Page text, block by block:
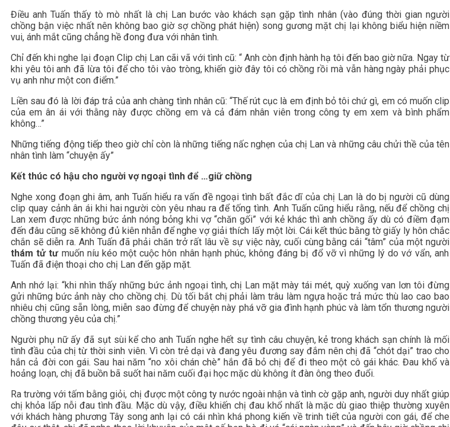
Điều anh Tuấn thấy tò mò nhất là chị Lan bước vào khách sạn gặp tình nhân (vào đúng thời gian người
chồng bận việc nhất nên không bao giờ sợ chồng phát hiện) song gương mặt chị lại không biểu hiện niềm
vui, ánh mắt cũng chẳng hề đong đưa với nhân tình.
Chỉ đến khi nghe lại đoạn Clip chị Lan cãi vã với tình cũ: “ Anh còn định hành hạ tôi đến bao giờ nữa. Ngay từ
khi yêu tôi anh đã lừa tôi để cho tôi vào tròng, khiến giờ đây tôi có chồng rồi mà vẫn hàng ngày phải phục
vụ anh như một con điểm.”
Liền sau đó là lời đáp trả của anh chàng tình nhân cũ: “Thế rút cục là em định bỏ tôi chứ gì, em có muốn clip
của em ân ái với thằng này được chồng em và cả đám nhân viên trong công ty em xem và bình phẩm
không…”
Những tiếng động tiếp theo giờ chỉ còn là những tiếng nấc nghẹn của chị Lan và những câu chửi thề của tên
nhân tình làm “chuyện ấy”
Kết thúc có hậu cho người vợ ngoại tình để …giữ chồng
Nghe xong đoạn ghi âm, anh Tuấn hiểu ra vấn đề ngoại tình bất đắc dĩ của chị Lan là do bị người cũ dùng
clip quay cảnh ân ái khi hai người còn yêu nhau ra để tống tình. Anh Tuấn cũng hiểu rằng, nếu để chồng chị
Lan xem được những bức ảnh nóng bỏng khi vợ “chăn gối” với kẻ khác thì anh chồng ấy dù có điềm đạm
đến đâu cũng sẽ không đủ kiên nhẫn để nghe vợ giải thích lấy một lời. Cái kết thúc bằng tờ giấy ly hôn chắc
chắn sẽ diễn ra. Anh Tuấn đã phải chăn trở rất lâu về sự việc này, cuối cùng bằng cái “tâm” của một người
thám tử tưmuốn níu kéo một cuộc hôn nhân hạnh phúc, không đáng bị đổ vỡ vì những lý do vớ vẩn, anh
Tuấn đã điện thoại cho chị Lan đến gặp mặt.
Anh nhớ lại: “khi nhìn thấy những bức ảnh ngoại tình, chị Lan mặt mày tái mét, quỳ xuống van lơn tôi đừng
gửi những bức ảnh này cho chồng chị. Dù tối bắt chị phải làm trâu làm ngựa hoặc trả mức thù lao cao bao
nhiêu chị cũng sẵn lòng, miễn sao đừng để chuyện này phá vỡ gia đình hạnh phúc và làm tổn thương người
chồng thương yêu của chị.”
Người phụ nữ ấy đã sụt sùi kể cho anh Tuấn nghe hết sự tình câu chuyện, kẻ trong khách sạn chính là mối
tình đầu của chị từ thời sinh viên. Vì còn trẻ dại và đang yêu đương say đắm nên chị đã “chót dại” trao cho
hắn cả đời con gái. Sau hai năm “no xôi chán chè” hắn đã bỏ chị để đi theo một cô gái khác. Đau khổ và
hoảng loạn, chị đã buồn bã suốt hai năm cuối đại học mặc dù không ít đàn ông theo đuổi.
Ra trường với tấm bằng giỏi, chị được một công ty nước ngoài nhận và tình cờ gặp anh, người duy nhất giúp
chị khỏa lấp nỗi đau tình đầu. Mặc dù vậy, điều khiến chị đau khổ nhất là mặc dù giao thiệp thường xuyên
với khách hàng phương Tây song anh lại có cái nhìn khá phong kiến về trinh tiết của người con gái, để che